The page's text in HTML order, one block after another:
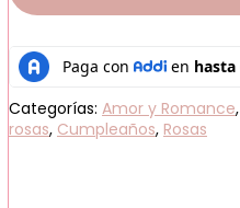
Categorías: Amor y Romance,
rosas, Cumpleaños, Rosas